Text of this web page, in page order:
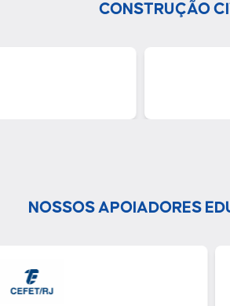
CONSTRUÇÃO
NOSSOS APOIADORES